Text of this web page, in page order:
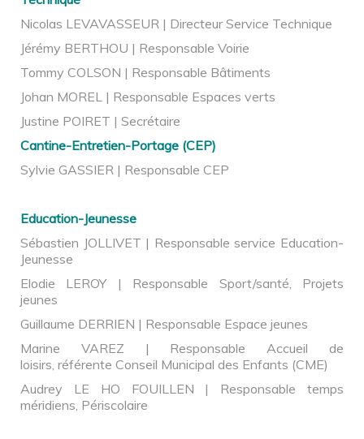
Nicolas LEVAVASSEUR | Directeur Service Technique
Jérémy BERTHOU | Responsable Voirie
Tommy COLSON | Responsable Bâtiments
Johan MOREL | Responsable Espaces verts
Justine POIRET | Secrétaire
Cantine-Entretien-Portage (CEP)
Sylvie GASSIER | Responsable CEP
Education-Jeunesse
Sébastien JOLLIVET | Responsable service Education-
Jeunesse
Elodie LEROY | Responsable Sport/santé, Projets
jeunes
Guillaume DERRIEN | Responsable Espace jeunes
Marine VAREZ | Responsable Accueil de
loisirs, référente Conseil Municipal des Enfants (CME)
Audrey LE HO FOUILLEN | Responsable temps
méridiens, Périscolaire